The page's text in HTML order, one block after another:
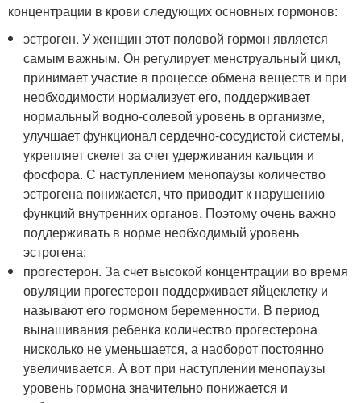
концентрации в крови следующих основных гормонов:
эстроген. У женщин этот половой гормон является
самым важным. Он регулирует менструальный цикл,
принимает участие в процессе обмена веществ и при
необходимости нормализует его, поддерживает
нормальный водно-солевой уровень в организме,
улучшает функционал сердечно-сосудистой системы,
укрепляет скелет за счет удерживания кальция и
фосфора. С наступлением менопаузы количество
эстрогена понижается, что приводит к нарушению
функций внутренних органов. Поэтому очень важно
поддерживать в норме необходимый уровень
эстрогена;
прогестерон. За счет высокой концентрации во время
овуляции прогестерон поддерживает яйцеклетку и
называют его гормоном беременности. В период
вынашивания ребенка количество прогестерона
нисколько не уменьшается, а наоборот постоянно
увеличивается. А вот при наступлении менопаузы
уровень гормона значительно понижается и